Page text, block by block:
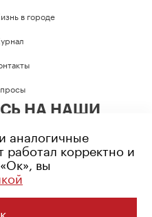
в городе
НА НАШИ
16+
аналогичные
работал корректно и
вы